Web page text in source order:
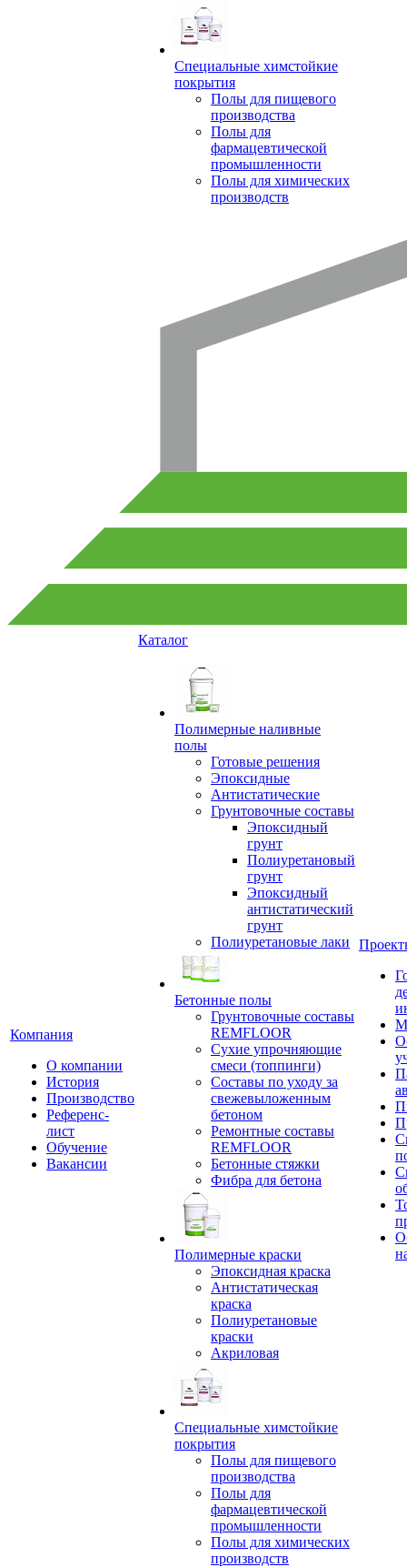
Специальные химстойкие
покрытия
Полы для пищевого
производства
Полы для
фармацевтической
промышленности
Полы для химических
производств
Компания
О компании
История
Производство
Референс-
лист
Обучение
Вакансии
Каталог
Полимерные наливные
полы
Готовые решения
Эпоксидные
Антистатические
Грунтовочные составы
Эпоксидный
грунт
Полиуретановый
грунт
Эпоксидный
антистатический
грунт
Полиуретановые лаки
Бетонные полы
Грунтовочные составы
REMFLOOR
Сухие упрочняющие
смеси (топпинги)
Составы по уходу за
свежевыложенным
бетоном
Ремонтные составы
REMFLOOR
Бетонные стяжки
Фибра для бетона
Полимерные краски
Эпоксидная краска
Антистатическая
краска
Полиуретановые
краски
Акриловая
Специальные химстойкие
покрытия
Полы для пищевого
производства
Полы для
фармацевтической
промышленности
Полы для химических
производств